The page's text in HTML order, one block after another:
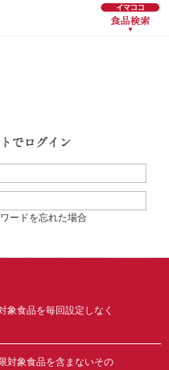
ードを忘れた場合
象食品を毎回設定しなく
対象食品を含まないその